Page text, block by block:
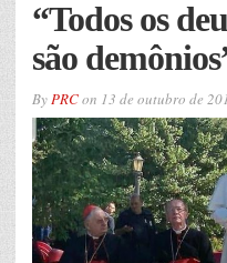
“Todos os
são
ByPRCon 13 de outubro de